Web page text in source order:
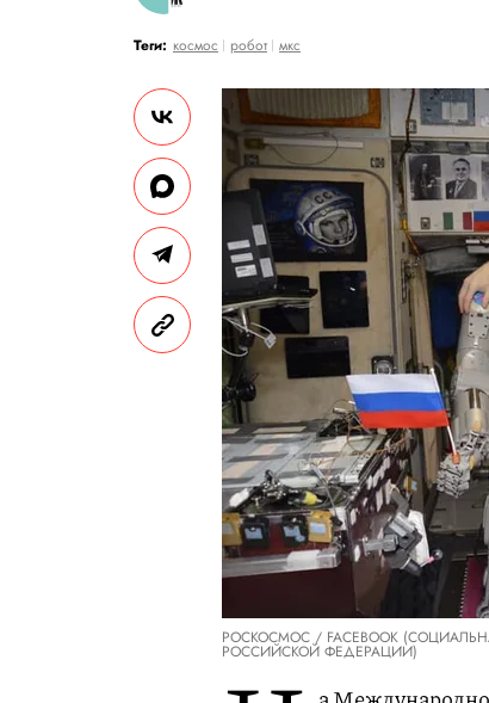
Теги: космос робот мкс
РОСКОСМОС / FACEBOOK
РОССИЙСКОЙ ФЕДЕРАЦИИ)